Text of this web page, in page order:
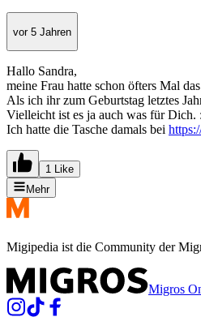
vor 5 Jahren
Hallo Sandra,
meine Frau hatte schon öfters Mal
Als ich ihr zum Geburtstag letztes
Vielleicht ist es ja auch was für Dich.
Ich hatte die Tasche damals bei
1 Like
Mehr
Migipedia ist die Community der
Migros